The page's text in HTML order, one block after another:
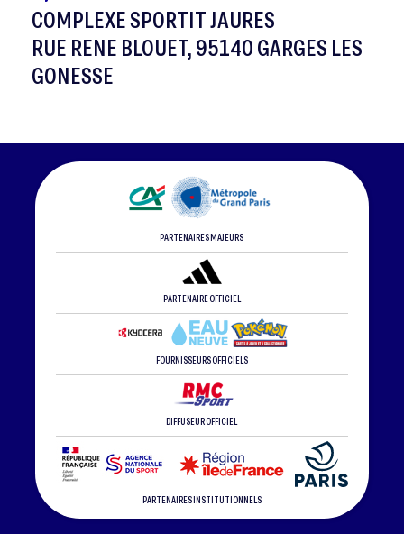
COMPLEXE SPORTIT JAURES
RUE RENE BLOUET, 95140 GARGES LES
GONESSE
PARTENAIRES MAJEURS
PARTENAIRE OFFICIEL
FOURNISSEURS OFFICIELS
DIFFUSEUR OFFICIEL
PARTENAIRES INSTITUTIONNELS